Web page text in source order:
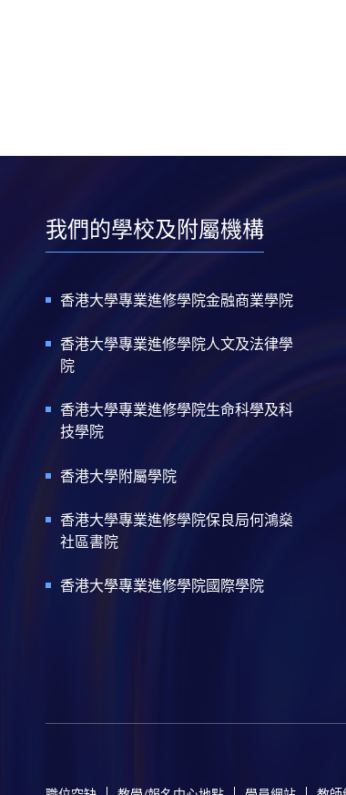
我們的學校及附屬機構
香港大學專業進修學院金融商業學院
香港大學專業進修學院人文及法律學
院
香港大學專業進修學院生命科學及科
技學院
香港大學附屬學院
香港大學專業進修學院保良局何鴻燊
社區書院
香港大學專業進修學院國際學院